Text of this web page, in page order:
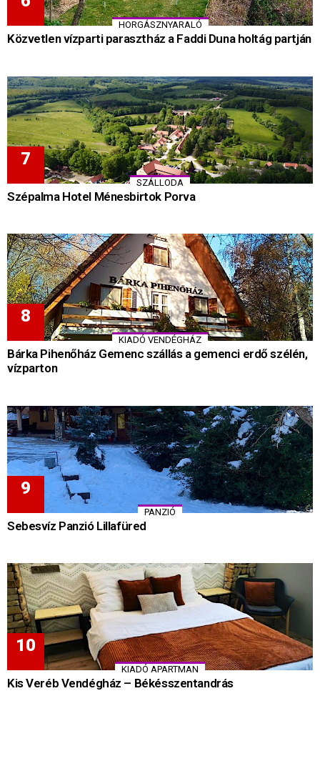
HORGÁSZNYARALÓ
Közvetlen vízparti parasztház a Faddi Duna holtág partján
SZÁLLODA
Szépalma Hotel Ménesbirtok Porva
KIADÓ VENDÉGHÁZ
Bárka Pihenőház Gemenc szállás a gemenci erdő szélén,
vízparton
PANZIÓ
Sebesvíz Panzió Lillafüred
KIADÓ APARTMAN
Kis Veréb Vendégház – Békésszentandrás